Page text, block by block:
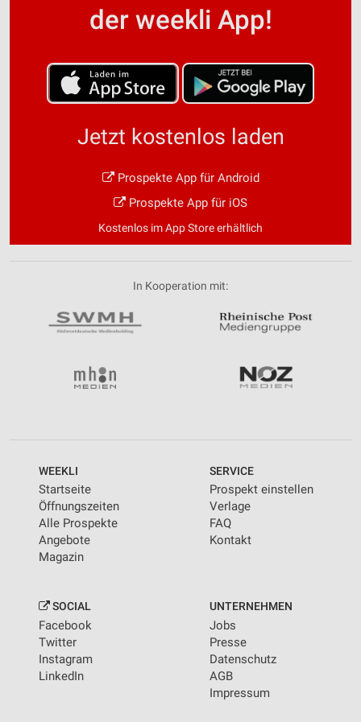
der weekli App!
Jetzt kostenlos laden
Prospekte App für Android
Prospekte App für iOS
Kostenlos im App Store erhältlich
In Kooperation mit:
WEEKLI
Startseite
Öffnungszeiten
Alle Prospekte
Angebote
Magazin
SERVICE
Prospekt einstellen
Verlage
FAQ
Kontakt
SOCIAL
Facebook
Twitter
Instagram
LinkedIn
UNTERNEHMEN
Jobs
Presse
Datenschutz
AGB
Impressum